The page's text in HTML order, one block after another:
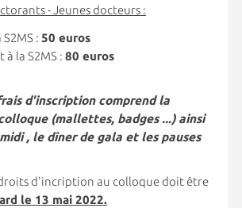
- Jeunes docteurs :
: 50 euros
la S2MS : 80 euros
d'inscription comprend la
(mallettes, badges ...) ainsi
, le dîner de gala et les pauses
d'incription au colloque doit être
le 13 mai 2022.